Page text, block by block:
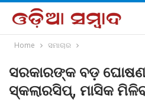
Home ସମାଚାର
ସରକାରଙ୍କ ବଡ଼
ସ୍କଲାରସିପ୍‌, ମାସିକ